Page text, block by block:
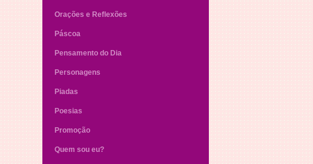
Orações e Reflexões
Páscoa
Pensamento do Dia
Personagens
Piadas
Poesias
Promoção
Quem sou eu?